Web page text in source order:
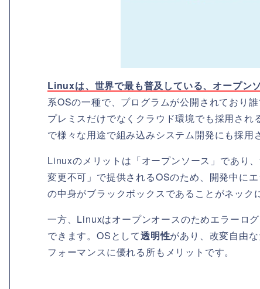
Linuxは、世界で最も普及している、オープン
系OSの一種で、プログラムが公開されており
プレミスだけでなくクラウド環境でも採用さ
で様々な用途で組み込みシステム開発にも採用
Linuxのメリットは「オープンソース」であり
変更不可」で提供されるOSのため、開発中に
の中身がブラックボックスであることがネック
一方、Linuxはオープンオースのためエラーロ
できます。OSとして透明性があり、改変自由
フォーマンスに優れる所もメリットです。